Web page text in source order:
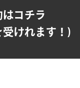
コチラ
けれます！)